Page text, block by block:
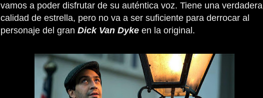
vamos a poder disfrutar de su auténtica voz. Tiene una verdadera
calidad de estrella, pero no va a ser suficiente para derrocar al
personaje del gran Dick Van Dyke en la original.